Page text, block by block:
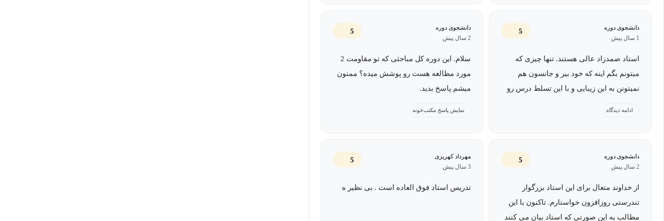
***این دوره درحال تکمیل است***
دانشجوی دوره
1 سال پیش
5
استاد صمدزاد عالی هستند. تنها چیزی که
میتونم بگم اینه که خود بیر و جانسون هم
نمیتونن به این زیبایی و با این تسلط درس رو
ادامه دیدگاه
دانشجوی دوره
2 سال پیش
5
سلام. این دوره کل مباحثی که تو مقاومت 2
مورد مطالعه هست رو پوشش میده؟ ممنون
میشم پاسخ بدید.
نمایش پاسخ مکتب‌خونه
دانشجوی دوره
2 سال پیش
5
از خداوند متعال برای این استاد بزرگوار
تندرستی روزافزون خواستارم. تاکنون با این
مطالب به این صورتی که استاد بیان می کنند
مهرداد کهریزی
3 سال پیش
5
تدریس استاد فوق العاده است . بی نظیر ه